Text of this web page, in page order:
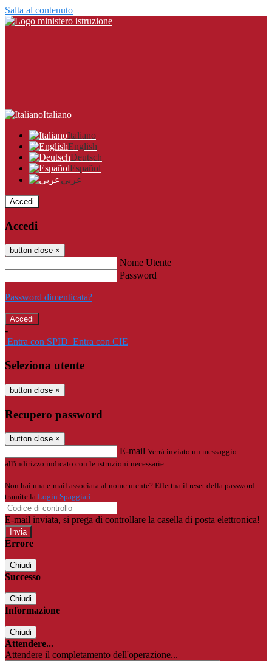
Salta al contenuto
Italiano
Italiano
English
Deutsch
Español
عربى
Accedi
Accedi
button close ×
Nome Utente
Password
Password dimenticata?
-
Entra con SPID Entra con CIE
Seleziona utente
button close ×
Recupero password
button close ×
E-mail Verrà inviato un messaggio
all'indirizzo indicato con le istruzioni necessarie.
Non hai una e-mail associata al nome utente? Effettua il reset della password
tramite la Login Spaggiari
E-mail inviata, si prega di controllare la casella di posta elettronica!
Errore
Chiudi
Successo
Chiudi
Informazione
Chiudi
Attendere...
Attendere il completamento dell'operazione...